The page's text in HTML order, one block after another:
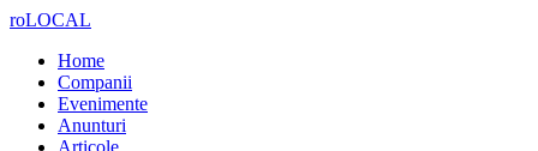
roLOCAL
Home
Companii
Evenimente
Anunturi
Articole